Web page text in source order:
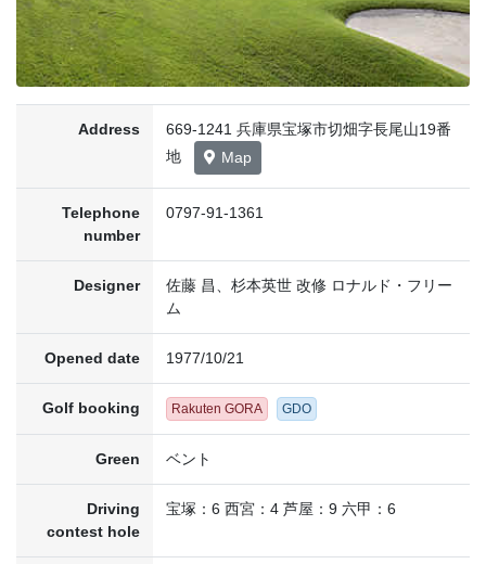
Address
669-1241 兵庫県宝塚市切畑字長尾山19番
地
Map
Telephone
number
0797-91-1361
Designer
佐藤 昌、杉本英世 改修 ロナルド・フリー
ム
Opened date 1977/10/21
Golf booking Rakuten GORA GDO
Green ベント
Driving
contest hole
宝塚：6 西宮：4 芦屋：9 六甲：6